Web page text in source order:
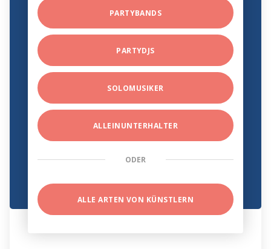
PARTYBANDS
PARTYDJS
SOLOMUSIKER
ALLEINUNTERHALTER
ODER
ALLE ARTEN VON KÜNSTLERN